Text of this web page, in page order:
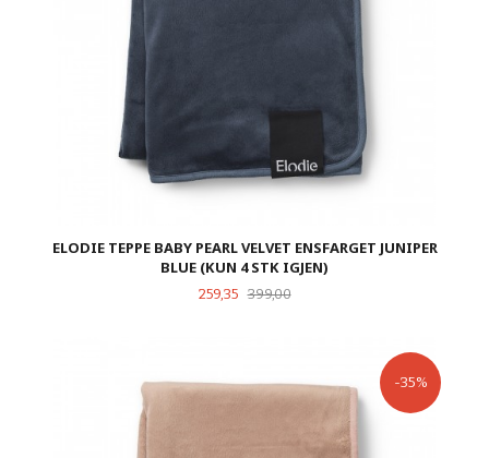
ELODIE TEPPE BABY PEARL VELVET ENSFARGET JUNIPER
BLUE (KUN 4 STK IGJEN)
Tilbud
259,35 399,00Rabatt
-35%